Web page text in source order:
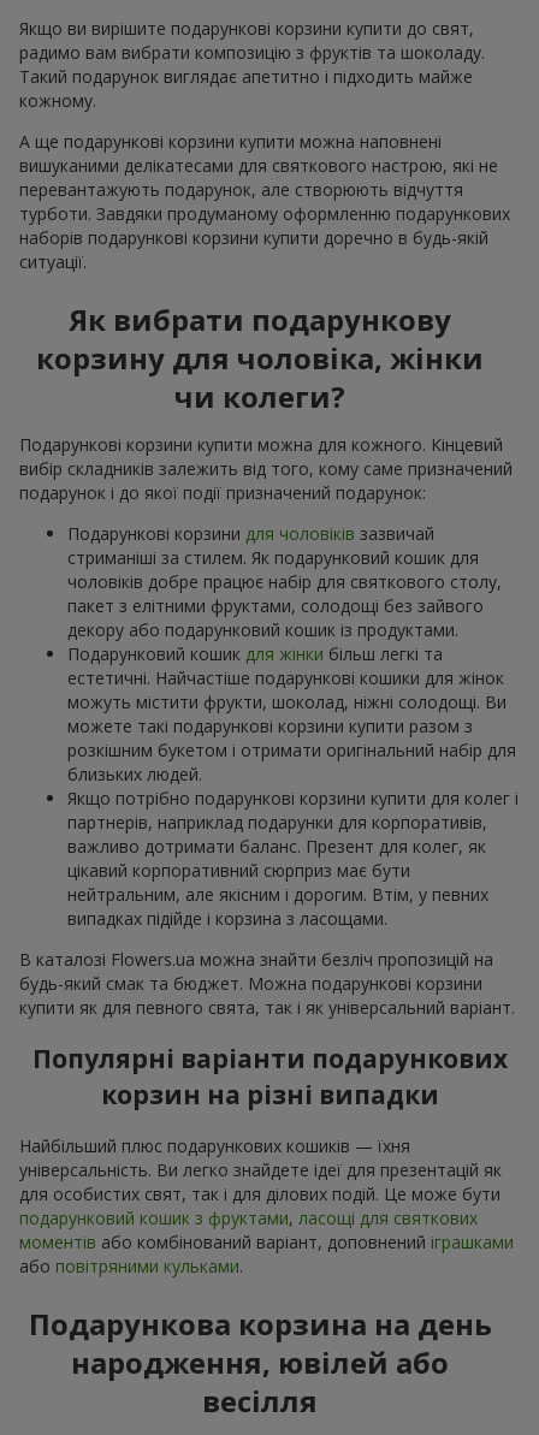
Якщо ви вирішите подарункові корзини купити до свят,
радимо вам вибрати композицію з фруктів та шоколаду.
Такий подарунок виглядає апетитно і підходить майже
кожному.
А ще подарункові корзини купити можна наповнені
вишуканими делікатесами для святкового настрою, які не
перевантажують подарунок, але створюють відчуття
турботи. Завдяки продуманому оформленню подарункових
наборів подарункові корзини купити доречно в будь-якій
ситуації.
Як вибрати подарункову
корзину для чоловіка, жінки
чи колеги?
Подарункові корзини купити можна для кожного. Кінцевий
вибір складників залежить від того, кому саме призначений
подарунок і до якої події призначений подарунок:
Подарункові корзини для чоловіків зазвичай
стриманіші за стилем. Як подарунковий кошик для
чоловіків добре працює набір для святкового столу,
пакет з елітними фруктами, солодощі без зайвого
декору або подарунковий кошик із продуктами.
Подарунковий кошик для жінки більш легкі та
естетичні. Найчастіше подарункові кошики для жінок
можуть містити фрукти, шоколад, ніжні солодощі. Ви
можете такі подарункові корзини купити разом з
розкішним букетом і отримати оригінальний набір для
близьких людей.
Якщо потрібно подарункові корзини купити для колег і
партнерів, наприклад подарунки для корпоративів,
важливо дотримати баланс. Презент для колег, як
цікавий корпоративний сюрприз має бути
нейтральним, але якісним і дорогим. Втім, у певних
випадках підійде і корзина з ласощами.
В каталозі Flowers.ua можна знайти безліч пропозицій на
будь-який смак та бюджет. Можна подарункові корзини
купити як для певного свята, так і як універсальний варіант.
Популярні варіанти подарункових
корзин на різні випадки
Найбільший плюс подарункових кошиків — їхня
універсальність. Ви легко знайдете ідеї для презентацій як
для особистих свят, так і для ділових подій. Це може бути
подарунковий кошик з фруктами, ласощі для святкових
моментів або комбінований варіант, доповнений іграшками
або повітряними кульками.
Подарункова корзина на день
народження, ювілей або
весілля